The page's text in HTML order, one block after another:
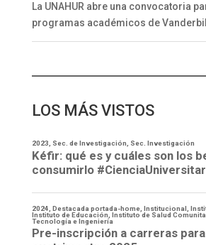
La UNAHUR abre una convocatoria
programas académicos de
LOS MÁS VISTOS